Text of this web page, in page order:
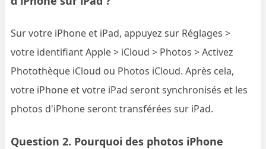
Sur votre iPhone et iPad, appuyez sur Réglages >
votre identifiant Apple > iCloud > Photos > Activez
Photothèque iCloud ou Photos iCloud. Après cela,
votre iPhone et votre iPad seront synchronisés et les
photos d'iPhone seront transférées sur iPad.
Question 2. Pourquoi des photos iPhone